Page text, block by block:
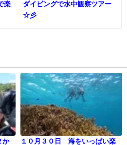
楽
ダイビングで水中観察ツアー
☆彡
か
１０月３０日 海をいっぱい楽